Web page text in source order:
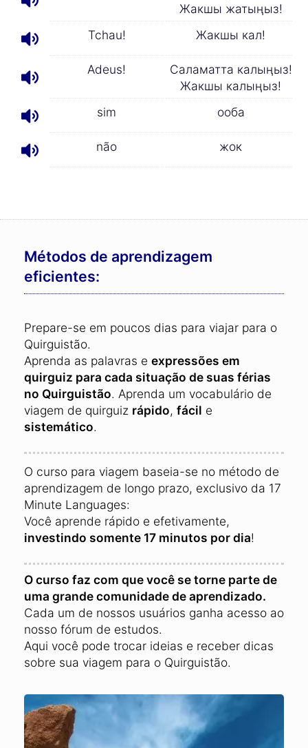
Жакшы жатыңыз!
Tchau!
Жакшы кал!
Adeus!
Саламатта калыңыз!
Жакшы калыңыз!
sim
ооба
não жок
Métodos de aprendizagem
eficientes:
Prepare-se em poucos dias para viajar para o
Quirguistão.
Aprenda as palavras e expressões em
quirguiz para cada situação de suas férias
no Quirguistão. Aprenda um vocabulário de
viagem de quirguiz rápido, fácil e
sistemático.
O curso para viagem baseia-se no método de
aprendizagem de longo prazo, exclusivo da 17
Minute Languages:
Você aprende rápido e efetivamente,
investindo somente 17 minutos por dia!
O curso faz com que você se torne parte de
uma grande comunidade de aprendizado.
Cada um de nossos usuários ganha acesso ao
nosso fórum de estudos.
Aqui você pode trocar ideias e receber dicas
sobre sua viagem para o Quirguistão.